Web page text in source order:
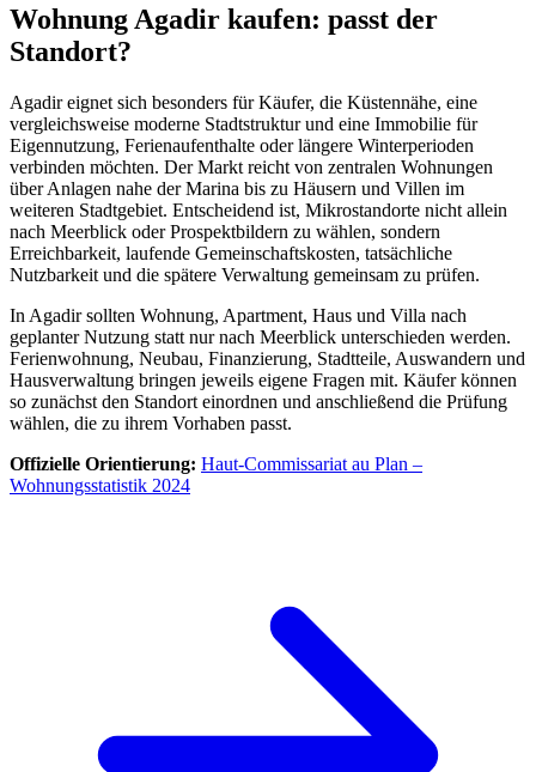
Wohnung Agadir kaufen: passt der
Standort?
Agadir eignet sich besonders für Käufer, die Küstennähe, eine
vergleichsweise moderne Stadtstruktur und eine Immobilie für
Eigennutzung, Ferienaufenthalte oder längere Winterperioden
verbinden möchten. Der Markt reicht von zentralen Wohnungen
über Anlagen nahe der Marina bis zu Häusern und Villen im
weiteren Stadtgebiet. Entscheidend ist, Mikrostandorte nicht allein
nach Meerblick oder Prospektbildern zu wählen, sondern
Erreichbarkeit, laufende Gemeinschaftskosten, tatsächliche
Nutzbarkeit und die spätere Verwaltung gemeinsam zu prüfen.
In Agadir sollten Wohnung, Apartment, Haus und Villa nach
geplanter Nutzung statt nur nach Meerblick unterschieden werden.
Ferienwohnung, Neubau, Finanzierung, Stadtteile, Auswandern und
Hausverwaltung bringen jeweils eigene Fragen mit. Käufer können
so zunächst den Standort einordnen und anschließend die Prüfung
wählen, die zu ihrem Vorhaben passt.
Offizielle Orientierung: Haut-Commissariat au Plan –
Wohnungsstatistik 2024